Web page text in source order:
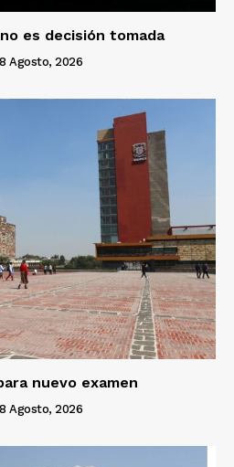
es decisión tomada
8 Agosto, 2026
nuevo examen
8 Agosto, 2026